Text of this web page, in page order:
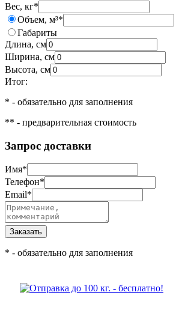
Вес, кг*
Объем, м³*
Габариты
Длина, см
Ширина, см
Высота, см
Итог:
* - обязательно для заполнения
** - предварительная стоимость
Запрос доставки
Имя*
Телефон*
Email*
* - обязательно для заполнения